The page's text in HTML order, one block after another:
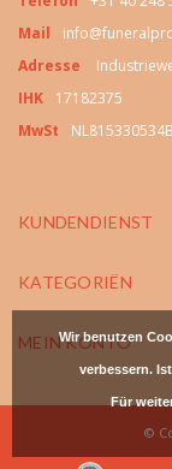
Mail
Adresse
IHK
17182375
MwSt
KUNDENDIENST
KATEGORIËN
MEIN KONTO
©
Wir benutzen
verbessern.
Für